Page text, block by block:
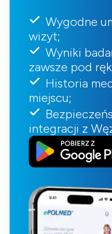
Wygodne
wizyt;
Wyniki
zawsze pod
Historia
miejscu;
integracji z